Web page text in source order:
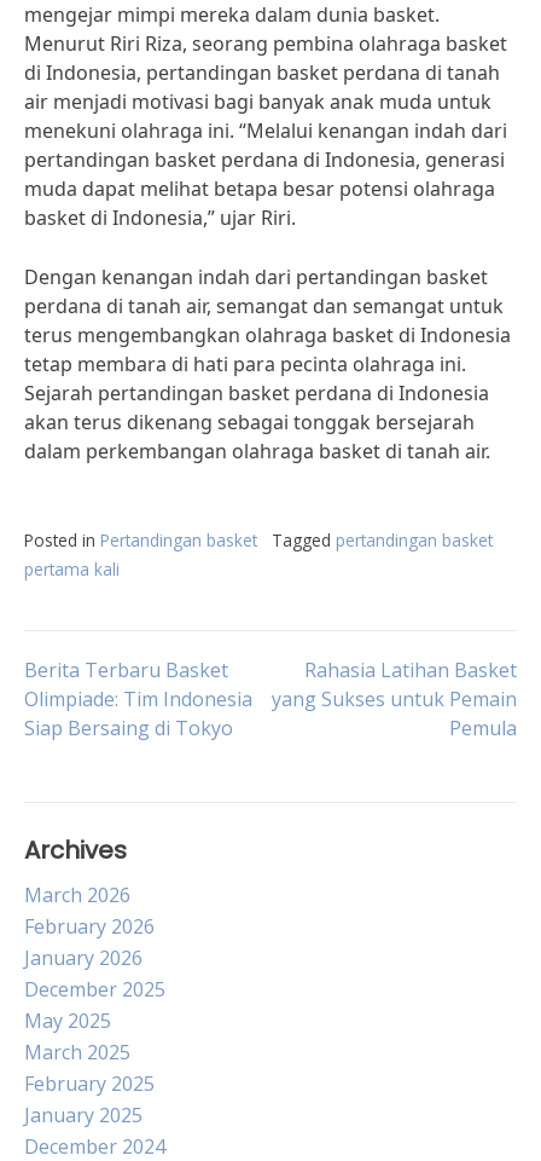
mengejar mimpi mereka dalam dunia basket.
Menurut Riri Riza, seorang pembina olahraga basket
di Indonesia, pertandingan basket perdana di tanah
air menjadi motivasi bagi banyak anak muda untuk
menekuni olahraga ini. “Melalui kenangan indah dari
pertandingan basket perdana di Indonesia, generasi
muda dapat melihat betapa besar potensi olahraga
basket di Indonesia,” ujar Riri.
Dengan kenangan indah dari pertandingan basket
perdana di tanah air, semangat dan semangat untuk
terus mengembangkan olahraga basket di Indonesia
tetap membara di hati para pecinta olahraga ini.
Sejarah pertandingan basket perdana di Indonesia
akan terus dikenang sebagai tonggak bersejarah
dalam perkembangan olahraga basket di tanah air.
Posted in Pertandingan basket Tagged pertandingan basket
pertama kali
Post
navigation
Berita Terbaru Basket
Olimpiade: Tim Indonesia
Siap Bersaing di Tokyo
Rahasia Latihan Basket
yang Sukses untuk Pemain
Pemula
Archives
March 2026
February 2026
January 2026
December 2025
May 2025
March 2025
February 2025
January 2025
December 2024